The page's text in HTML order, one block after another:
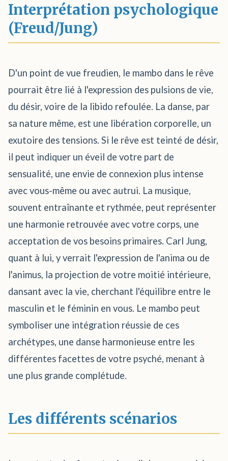
Interprétation psychologique
(Freud/Jung)
D'un point de vue freudien, le mambo dans le rêve
pourrait être lié à l'expression des pulsions de vie,
du désir, voire de la libido refoulée. La danse, par
sa nature même, est une libération corporelle, un
exutoire des tensions. Si le rêve est teinté de désir,
il peut indiquer un éveil de votre part de
sensualité, une envie de connexion plus intense
avec vous-même ou avec autrui. La musique,
souvent entraînante et rythmée, peut représenter
une harmonie retrouvée avec votre corps, une
acceptation de vos besoins primaires. Carl Jung,
quant à lui, y verrait l'expression de l'anima ou de
l'animus, la projection de votre moitié intérieure,
dansant avec la vie, cherchant l'équilibre entre le
masculin et le féminin en vous. Le mambo peut
symboliser une intégration réussie de ces
archétypes, une danse harmonieuse entre les
différentes facettes de votre psyché, menant à
une plus grande complétude.
Les différents scénarios